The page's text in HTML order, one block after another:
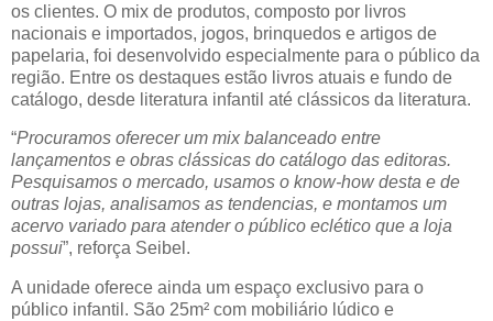
os clientes. O mix de produtos, composto por livros
nacionais e importados, jogos, brinquedos e artigos de
papelaria, foi desenvolvido especialmente para o público da
região. Entre os destaques estão livros atuais e fundo de
catálogo, desde literatura infantil até clássicos da literatura.
“Procuramos oferecer um mix balanceado entre
lançamentos e obras clássicas do catálogo das editoras.
Pesquisamos o mercado, usamos o know-how desta e de
outras lojas, analisamos as tendencias, e montamos um
acervo variado para atender o público eclético que a loja
possui”, reforça Seibel.
A unidade oferece ainda um espaço exclusivo para o
público infantil. São 25m² com mobiliário lúdico e